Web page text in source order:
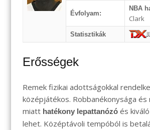
Évfolyam:
NBA
Clark
Statisztikák
Erősségek
Remek fizikai adottságokkal
középjátékos. Robbanékonysága és
miatt hatékony lepattanózóés
lehet. Középtávoli tempóból is